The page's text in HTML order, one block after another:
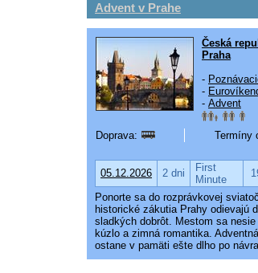
Advent v Prahe
Česká
Praha
-
-
- Advent
Doprava:
Termíny
05.12.2026 2 dni
First
Minute
Ponorte sa do rozprávkovej
historické zákutia Prahy odievajú
sladkých dobrôt. Mestom sa
kúzlo a zimná romantika.
ostane v pamäti ešte dlho po